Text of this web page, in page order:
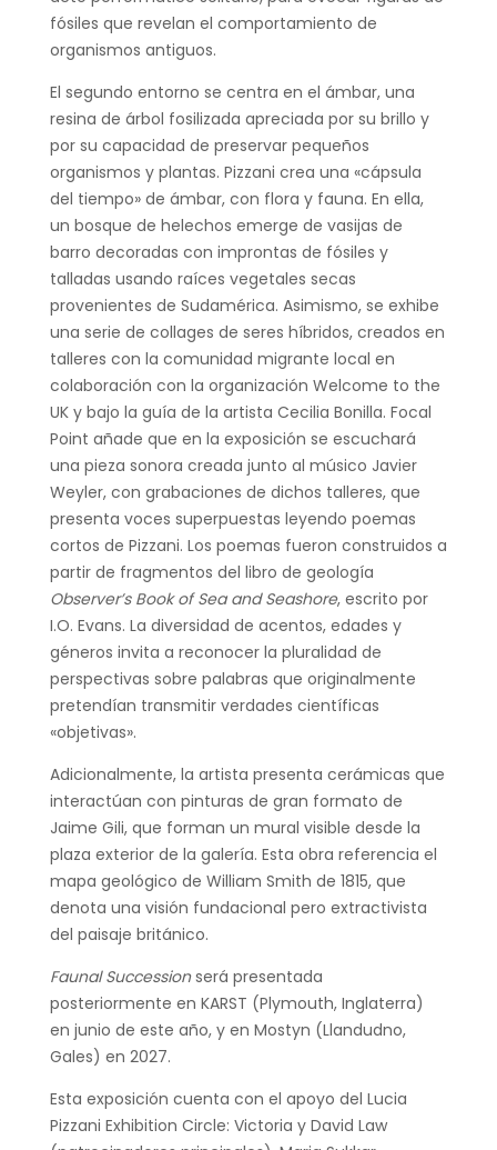
fósiles que revelan el comportamiento de
organismos antiguos.
El segundo entorno se centra en el ámbar, una
resina de árbol fosilizada apreciada por su brillo y
por su capacidad de preservar pequeños
organismos y plantas. Pizzani crea una «cápsula
del tiempo» de ámbar, con flora y fauna. En ella,
un bosque de helechos emerge de vasijas de
barro decoradas con improntas de fósiles y
talladas usando raíces vegetales secas
provenientes de Sudamérica. Asimismo, se exhibe
una serie de collages de seres híbridos, creados en
talleres con la comunidad migrante local en
colaboración con la organización Welcome to the
UK y bajo la guía de la artista Cecilia Bonilla. Focal
Point añade que en la exposición se escuchará
una pieza sonora creada junto al músico Javier
Weyler, con grabaciones de dichos talleres, que
presenta voces superpuestas leyendo poemas
cortos de Pizzani. Los poemas fueron construidos a
partir de fragmentos del libro de geología
Observer’s Book of Sea and Seashore, escrito por
I.O. Evans. La diversidad de acentos, edades y
géneros invita a reconocer la pluralidad de
perspectivas sobre palabras que originalmente
pretendían transmitir verdades científicas
«objetivas».
Adicionalmente, la artista presenta cerámicas que
interactúan con pinturas de gran formato de
Jaime Gili, que forman un mural visible desde la
plaza exterior de la galería. Esta obra referencia el
mapa geológico de William Smith de 1815, que
denota una visión fundacional pero extractivista
del paisaje británico.
Faunal Successionserá presentada
posteriormente en KARST (Plymouth, Inglaterra)
en junio de este año, y en Mostyn (Llandudno,
Gales) en 2027.
Esta exposición cuenta con el apoyo del Lucia
Pizzani Exhibition Circle: Victoria y David Law